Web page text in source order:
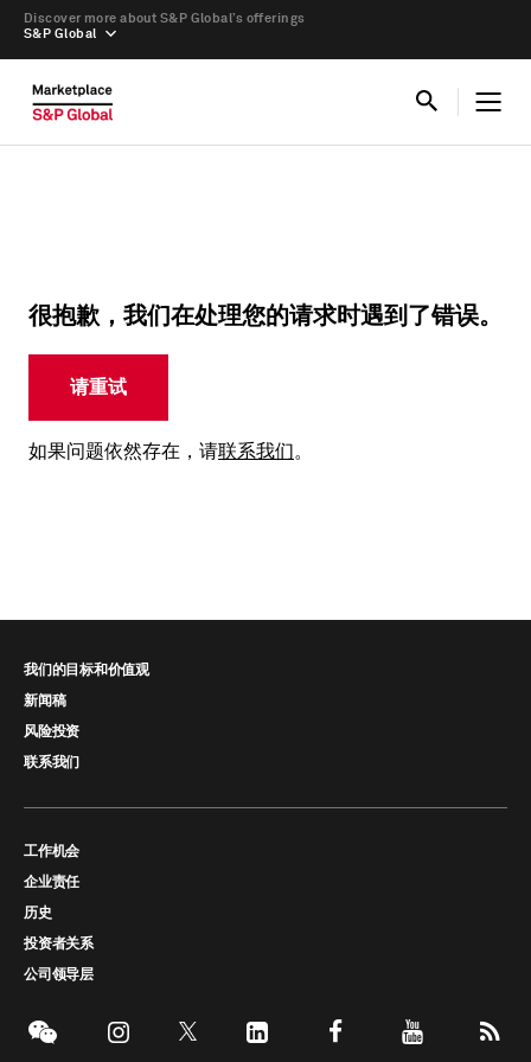
S&P Global
Discover more about S&P Global’s offerings
很抱歉，我们在处理您的请求时遇到了错误。
请重试
如果问题依然存在，请联系我们。
我们的目标和价值观
新闻稿
风险投资
联系我们
工作机会
企业责任
历史
投资者关系
公司领导层